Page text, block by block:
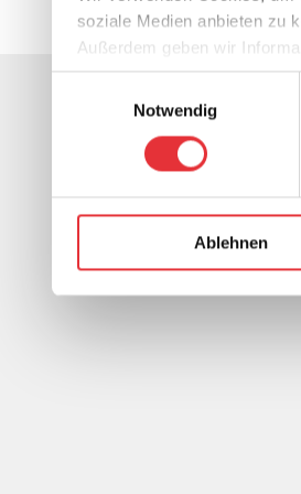
soziale Medien anbieten zu
Außerdem geben wir
Partner für soziale Medien,
Informationen
haben oder die sie im
Notwendig
Ablehnen
Nummern
Ländern
örtlichen